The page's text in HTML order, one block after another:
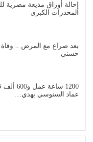
إحالة أوراق مذيعة مصرية
المخدرات الكبرى
بعد صراع مع المرض .. وفاة
حسني
1200
عماد السنوسي يهدي…